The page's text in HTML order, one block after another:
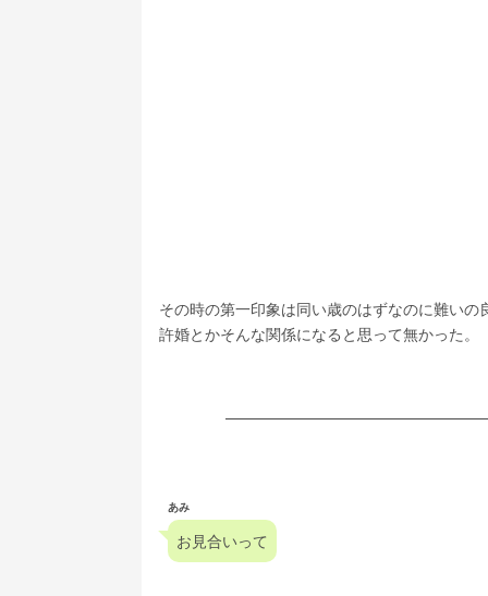
その時の第一印象は同い歳のはずなのに難いの
許婚とかそんな関係になると思って無かった。
あみ
お見合いって